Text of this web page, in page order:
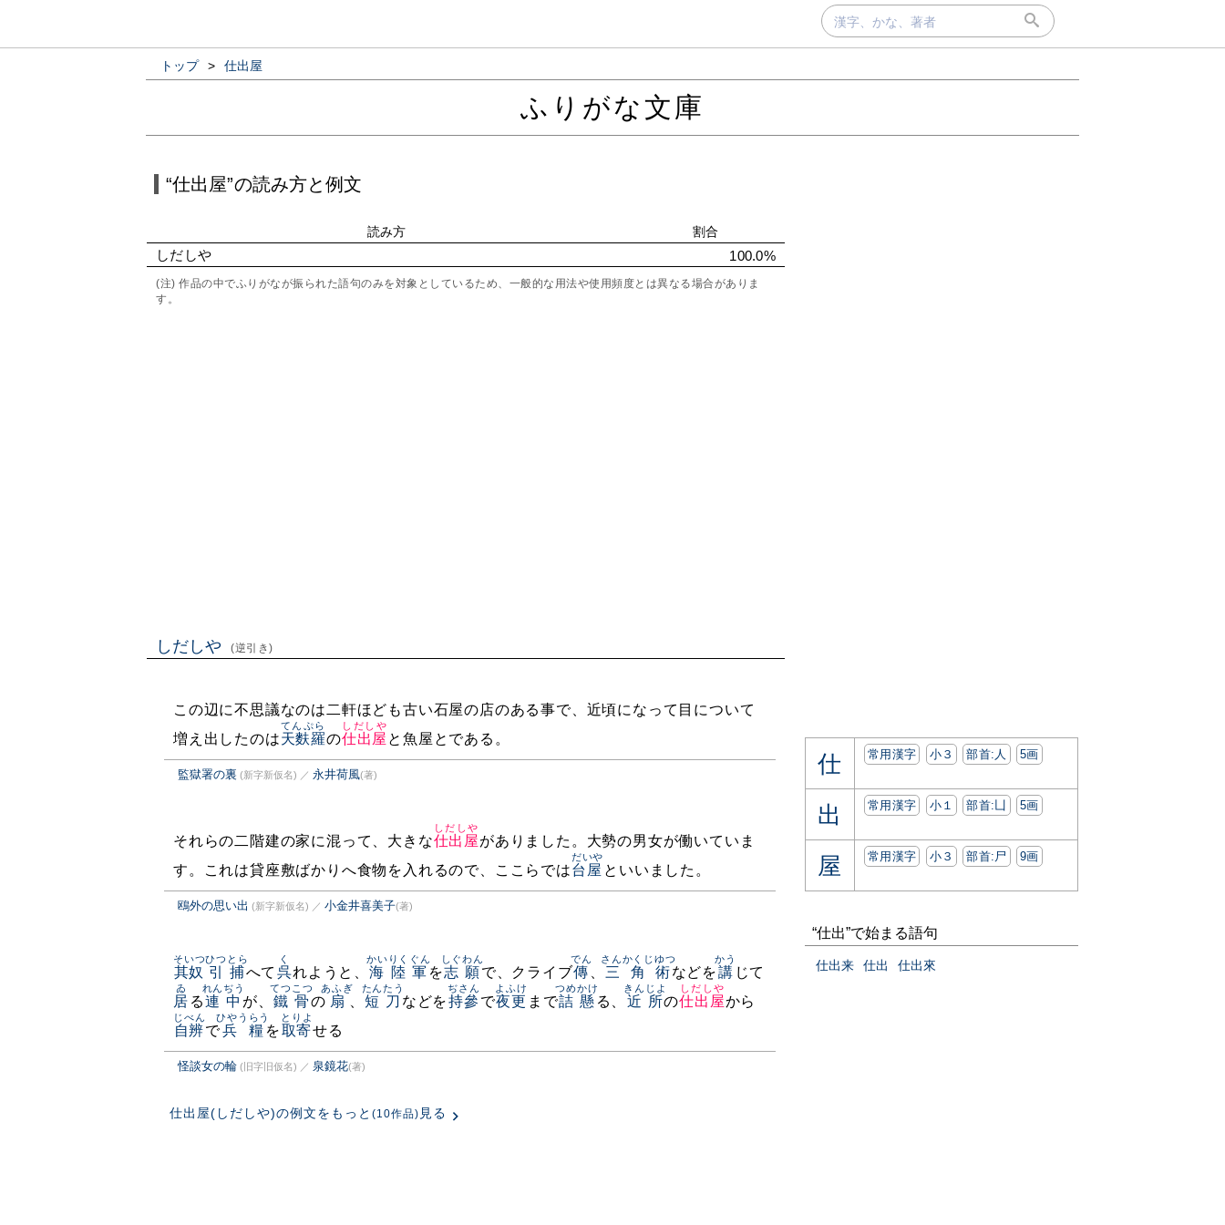
トップ > 仕出屋
ふりがな文庫
“仕出屋”の読み方と例文
読み方 割合
しだしや 100.0%
(注) 作品の中でふりがなが振られた語句のみを対象としているため、一般的な用法や使用頻度とは異なる場合がありま
す。
しだしや (逆引き)
この辺に不思議なのは二軒ほども古い石屋の店のある事で、近頃になって目について
増え出したのは天麩羅
てんぷら
の仕出屋
しだしや
と魚屋とである。
監獄署の裏 (新字新仮名) ／ 永井荷風(著)
それらの二階建の家に混って、大きな仕出屋
しだしや
がありました。大勢の男女が働いていま
す。これは貸座敷ばかりへ食物を入れるので、ここらでは台屋
だいや
といいました。
鴎外の思い出 (新字新仮名) ／ 小金井喜美子(著)
其奴
そいつ
引捕
ひつとら
へて 呉
く
れようと、海陸軍
かいりくぐん
を志願
しぐわん
で、クライブ傳
でん
三角術
さんかくじゆつ
などを講
かう
じて
居
ゐ
る連中
れんぢう
が、 鐵骨
てつこつ
の 扇
あふぎ
短刀
たんたう
などを持參
ぢさん
で夜更
よふけ
まで詰懸
つめかけ
る、 近所
きんじよ
の仕出屋
しだしや
から
自辨
じべん
で兵糧
ひやうらう
を取寄
とりよ
せる
怪談女の輪 (旧字旧仮名) ／ 泉鏡花(著)
仕出屋(しだしや)の例文をもっと (10作品) 見る
仕 常用漢字 小３ 部首:⼈ 5画
出 常用漢字 小１ 部首:⼐ 5画
屋 常用漢字 小３ 部首:⼫ 9画
“仕出”で始まる語句
仕出来 仕出 仕出來